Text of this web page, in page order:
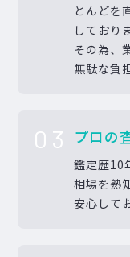
とんどを
しており
その為、
無駄な負
03 プロの
鑑定歴10
相場を熟
安心して